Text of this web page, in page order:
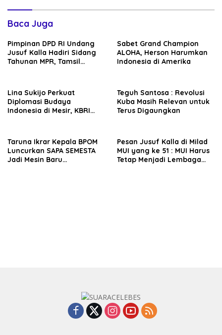
Baca Juga
Pimpinan DPD RI Undang
Jusuf Kalla Hadiri Sidang
Tahunan MPR, Tamsil
Kepemimpinan Bangsa
Sabet Grand Champion
ALOHA, Herson Harumkan
Indonesia di Amerika
Lina Sukijo Perkuat
Diplomasi Budaya
Indonesia di Mesir, KBRI
Al-Azhar
Teguh Santosa : Revolusi
Kuba Masih Relevan untuk
Terus Digaungkan
Taruna Ikrar Kepala BPOM
Luncurkan SAPA SEMESTA
Jadi Mesin Baru
Pesan Jusuf Kalla di Milad
MUI yang ke 51 : MUI Harus
Tetap Menjadi Lembaga